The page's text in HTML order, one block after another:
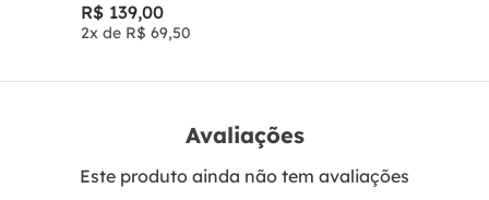
R$ 139,00
2x de R$ 69,50
Avaliações
Este produto ainda não tem avaliações